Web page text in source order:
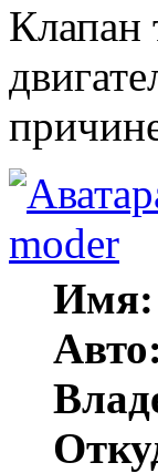
Клапан
moder
Имя:
Авто: